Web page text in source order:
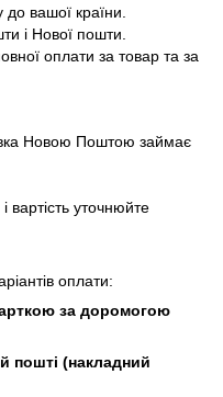
вашої країни.
і Нової пошти.
оплати за товар та за
Новою Поштою займає
вартість уточнюйте
оплати:
за доромогою
пошті (накладний